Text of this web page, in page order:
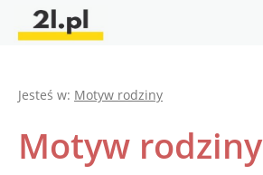
Jesteś w: Motyw rodziny
Motyw rodziny